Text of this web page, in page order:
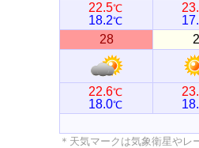
22.5℃
18.2℃
28
22.6℃
18.0℃
＊天気マークは気象衛星や